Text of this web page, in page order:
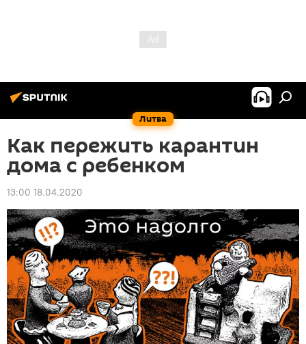
Литва
Как пережить карантин
дома с ребенком
13:00 18.04.2020